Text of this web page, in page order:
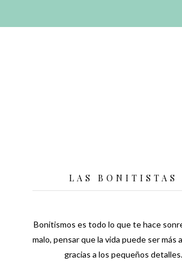
LAS BONITISTAS
Bonitismos es todo lo que te hace
malo, pensar que la vida puede ser más
gracias a los pequeños detalles.